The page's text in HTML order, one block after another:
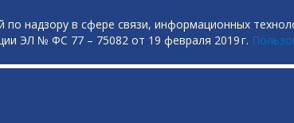
надзору в сфере связи, информационных
ЭЛ № ФС 77 – 75082 от 19 февраля 2019 г.